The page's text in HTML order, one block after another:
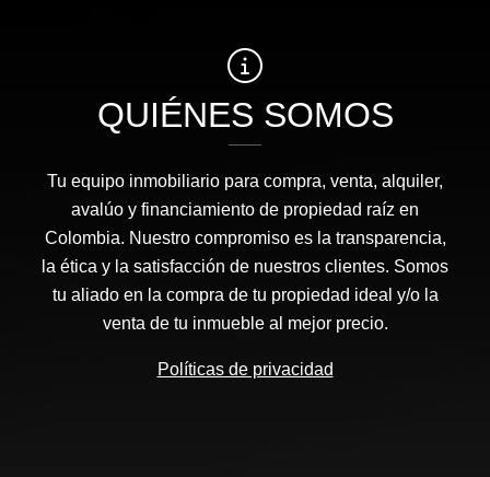
QUIÉNES SOMOS
Tu equipo inmobiliario para compra, venta, alquiler,
avalúo y financiamiento de propiedad raíz en
Colombia. Nuestro compromiso es la transparencia,
la ética y la satisfacción de nuestros clientes. Somos
tu aliado en la compra de tu propiedad ideal y/o la
venta de tu inmueble al mejor precio.
Políticas de privacidad